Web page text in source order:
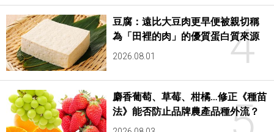
4
豆腐：遠比大豆肉更早便被親切稱
為「田裡的肉」的優質蛋白質來源
2026.08.01
麝香葡萄、草莓、柑橘…修正《種苗
法》能否防止品牌農產品種外流？